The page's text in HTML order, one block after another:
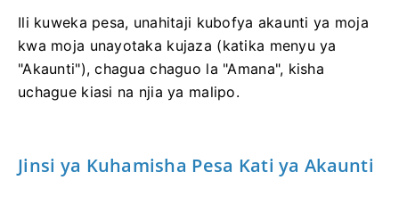
Ili kuweka pesa, unahitaji kubofya akaunti ya moja
kwa moja unayotaka kujaza (katika menyu ya
"Akaunti"), chagua chaguo la "Amana", kisha
uchague kiasi na njia ya malipo.
Jinsi ya Kuhamisha Pesa Kati ya Akaunti